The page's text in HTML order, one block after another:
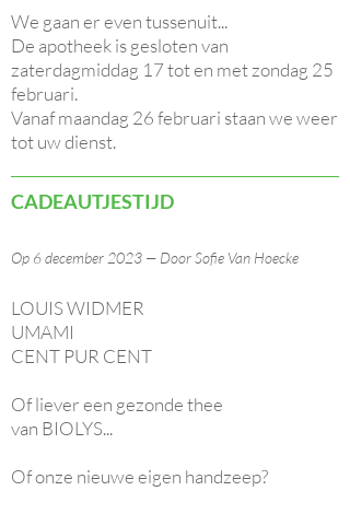
We gaan er even tussenuit...
De apotheek is gesloten van
zaterdagmiddag 17 tot en met zondag 25
februari.
Vanaf maandag 26 februari staan we weer
tot uw dienst.
CADEAUTJESTIJD
Op 6 december 2023 — Door Sofie Van Hoecke
LOUIS WIDMER
UMAMI
CENT PUR CENT
Of liever een gezonde thee
van BIOLYS...
Of onze nieuwe eigen handzeep?